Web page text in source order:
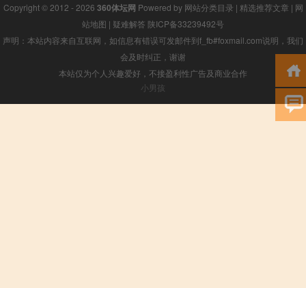
Copyright © 2012 - 2026 360体坛网 Powered by 网站分类目录 | 精选推荐文章 | 网
站地图 | 疑难解答 陕ICP备33239492号
声明：本站内容来自互联网，如信息有错误可发邮件到f_fb#foxmail.com说明，我们
会及时纠正，谢谢
本站仅为个人兴趣爱好，不接盈利性广告及商业合作
小男孩